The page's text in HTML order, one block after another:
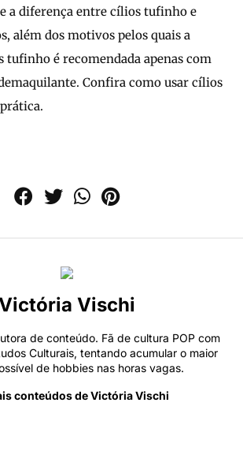
a diferença entre cílios tufinho e
além dos motivos pelos quais a
tufinho é recomendada apenas com
Confira como usar cílios
Vischi
de conteúdo. Fã de cultura POP com
Culturais, tentando acumular o maior
de hobbies nas horas vagas.
conteúdos de Victória Vischi